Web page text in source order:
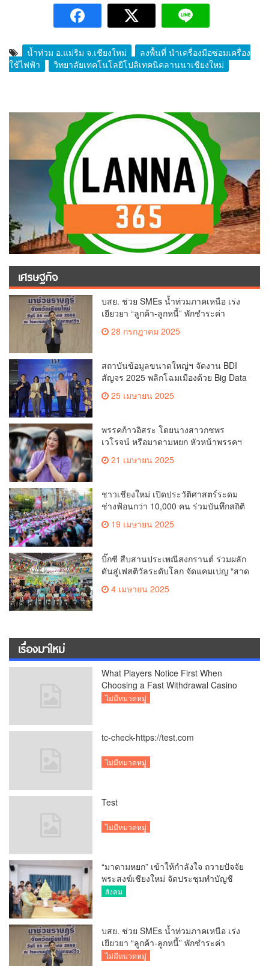
น้ำท่วม อ.แม่ริม จ.เชียงใหม่
ลงพื้นที่ นำเครื่องมือซ่อมเครื่อง
ใช้ไฟฟ้า
วิทยาลัยเทคโนโลยีโปลิเทคนิคลานนาเชียงใหม่
เศรษฐกิจ
บสย. ช่วย SMEs น้ำท่วมภาคเหนือ เร่ง
เยียวยา “ลูกค้า-ลูกหนี้” พักชำระค่า
28 กรกฎาคม 2025
สถาบันข้อมูลขนาดใหญ่ฯ จัดงาน BDI
สัญจร 2025 พลิกโฉมเมืองด้วย Big Data
ข้อมูลเพื่อยกระดับเมือง สังคม และ
25 เมษายน 2025
พรรคก้าวอิสระ โดยนางสาวกชพร
เวโรจน์ หรือมาดามหยก หัวหน้าพรรคฯ
จัดการประชุมใหญ่สามัญประจำปี 2568
พรรคก้าวอิสระ ครั้งที่ 1/2568 โ
21 เมษายน 2025
ชาวเชียงใหม่ เปิดประวัติศาสตร์ระดม
ช่างฟ้อนกว่า 10,000 คน ร่วมบันทึกสถิติ
โลก Guinness World Records สำเร็จ
ทำลายสถิติ 7,218 คน เฉลิมฉลองใน
เมืองเชียงใหม่
19 เมษายน 2025
บิ๊กซี สืบสานประเพณีสงกรานต์ ร่วมผลัก
ดันสู่เฟสติวัลระดับโลก จัดแคมเปญ “สาด
สูงสุด 50% กระตุ้นการเดินทางนักท่อง
4 เมษายน 2025
เรื่องมาใหม่
What Players Notice First When
Choosing a Fast Withdrawal Casino
UK
ไม่มีหมวดหมู่
tc-check-https://test.com
ไม่มีหมวดหมู่
Test
ไม่มีหมวดหมู่
“มาดามหยก” เข้าให้กำลังใจ ถวายปัจจัย
พระสงฆ์เชียงใหม่ จัดประชุมทำบัญชี
รายรับรายจ่ายของวัด กว่า 300 รูป ที่วัด
สังคม
บสย. ช่วย SMEs น้ำท่วมภาคเหนือ เร่ง
เยียวยา “ลูกค้า-ลูกหนี้” พักชำระค่า
ธรรมเนียม-ค่างวด
ไม่มีหมวดหมู่